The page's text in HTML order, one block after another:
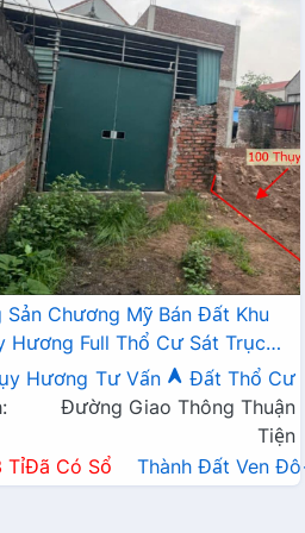
Chương Mỹ Bán Đất Khu
Hương Full Thổ Cư Sát Trục
Doanh Liên Xã
Hương Tư Vấn
Đất Thổ Cư
Đường Giao Thông Thuận
Tiện
TỉĐã Có Sổ Thành Đất Ven